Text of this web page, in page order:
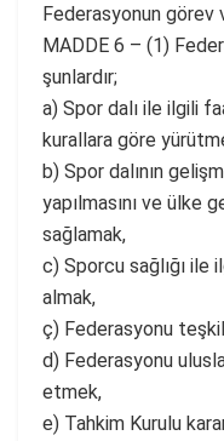
Federasyonun görev
MADDE 6 – (1)
şunlardır;
a) Spor dalı ile ilgili
kurallara göre
b) Spor dalının
yapılmasını ve ülke
sağlamak,
c) Sporcu sağlığı ile
almak,
ç) Federasyonu
d) Federasyonu
etmek,
e) Tahkim Kurulu